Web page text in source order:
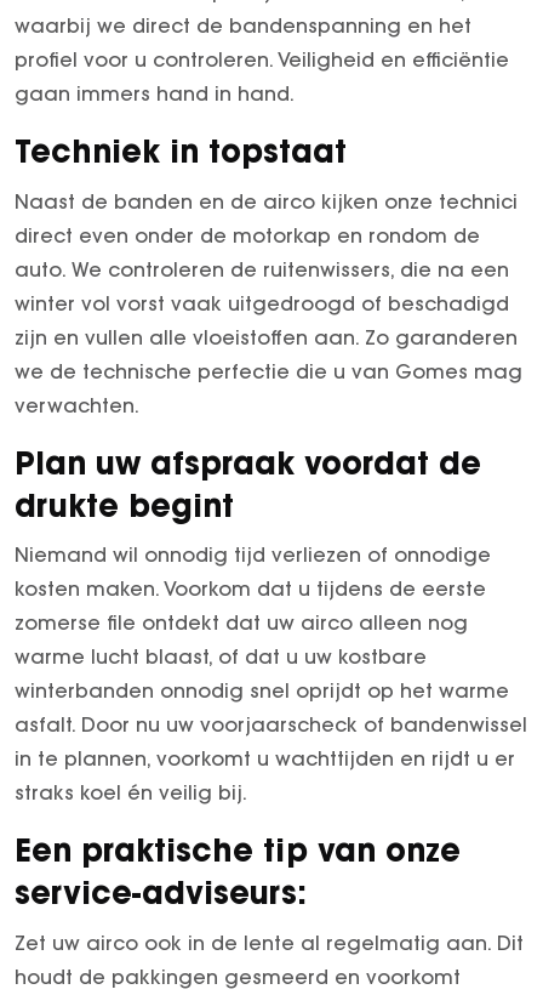
SEAL 6 DM-I TOURING
SEALION 7
DOLPHIN SURF
BYD DOLPHIN
DOLPHIN G DM-i
ATTO 3 EVO
ATTO 2
ATTO 2 DM-I
waarbij we direct de bandenspanning en het
profiel voor u controleren. Veiligheid en efficiëntie
gaan immers hand in hand.
Techniek in topstaat
Naast de banden en de airco kijken onze technici
direct even onder de motorkap en rondom de
auto. We controleren de ruitenwissers, die na een
winter vol vorst vaak uitgedroogd of beschadigd
zijn en vullen alle vloeistoffen aan. Zo garanderen
we de technische perfectie die u van Gomes mag
verwachten.
Plan uw afspraak voordat de
drukte begint
Niemand wil onnodig tijd verliezen of onnodige
kosten maken. Voorkom dat u tijdens de eerste
zomerse file ontdekt dat uw airco alleen nog
warme lucht blaast, of dat u uw kostbare
winterbanden onnodig snel oprijdt op het warme
asfalt. Door nu uw voorjaarscheck of bandenwissel
in te plannen, voorkomt u wachttijden en rijdt u er
straks koel én veilig bij.
Een praktische tip van onze
service-adviseurs:
Zet uw airco ook in de lente al regelmatig aan. Dit
houdt de pakkingen gesmeerd en voorkomt